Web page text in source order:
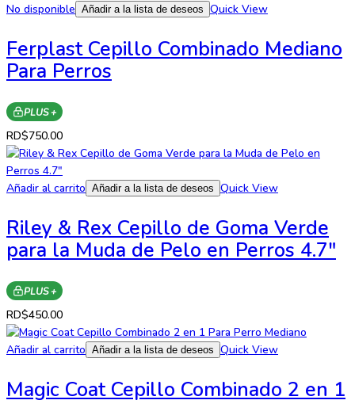
No disponible Añadir a la lista de deseos Quick View
Ferplast Cepillo Combinado Mediano
Para Perros
PLUS +
RD$750.00
Añadir al carrito Añadir a la lista de deseos Quick View
Riley & Rex Cepillo de Goma Verde
para la Muda de Pelo en Perros 4.7″
PLUS +
RD$450.00
Añadir al carrito Añadir a la lista de deseos Quick View
Magic Coat Cepillo Combinado 2 en 1